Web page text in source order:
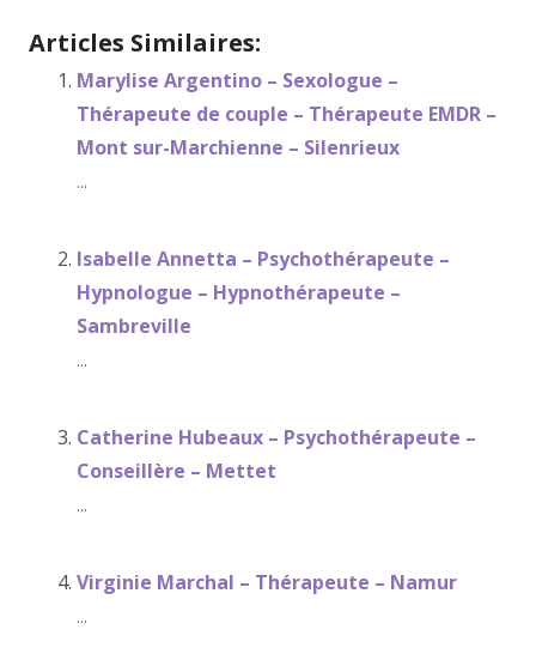
Articles Similaires:
Marylise Argentino – Sexologue –
Thérapeute de couple – Thérapeute EMDR –
Mont sur-Marchienne – Silenrieux
...
Isabelle Annetta – Psychothérapeute –
Hypnologue – Hypnothérapeute –
Sambreville
...
Catherine Hubeaux – Psychothérapeute –
Conseillère – Mettet
...
Virginie Marchal – Thérapeute – Namur
...